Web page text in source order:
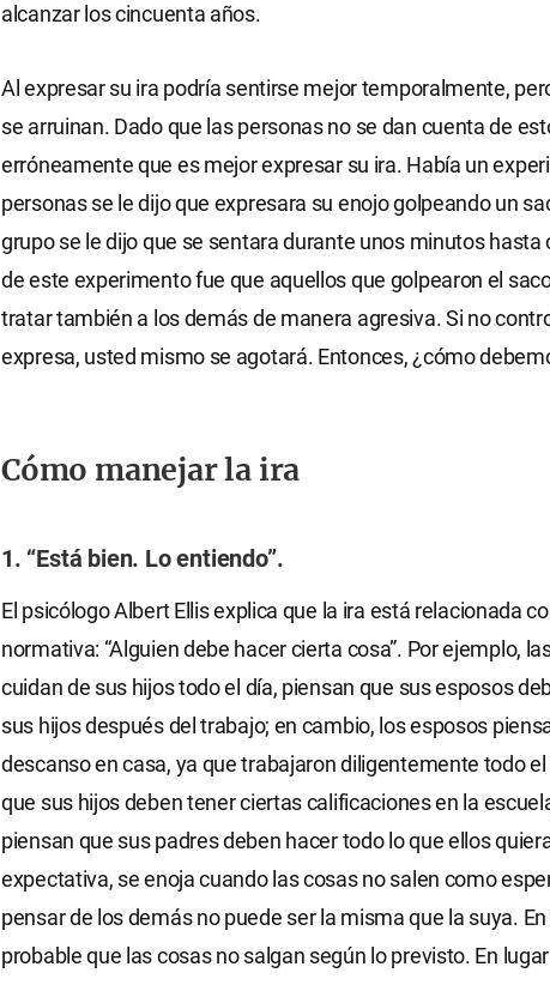
alcanzar los cincuenta años.
Al expresar su ira podría sentirse mejor temporalmente,
se arruinan. Dado que las personas no se dan cuenta de
erróneamente que es mejor expresar su ira. Había un
personas se le dijo que expresara su enojo golpeando un
grupo se le dijo que se sentara durante unos minutos hasta
de este experimento fue que aquellos que golpearon el
tratar también a los demás de manera agresiva. Si no
expresa, usted mismo se agotará. Entonces, ¿cómo
Cómo manejar la ira
1. “Está bien. Lo entiendo”.
El psicólogo Albert Ellis explica que la ira está relacionada
normativa: “Alguien debe hacer cierta cosa”. Por ejemplo,
cuidan de sus hijos todo el día, piensan que sus esposos
sus hijos después del trabajo; en cambio, los esposos
descanso en casa, ya que trabajaron diligentemente todo
que sus hijos deben tener ciertas calificaciones en la
piensan que sus padres deben hacer todo lo que ellos
expectativa, se enoja cuando las cosas no salen como
pensar de los demás no puede ser la misma que la suya.
probable que las cosas no salgan según lo previsto. En